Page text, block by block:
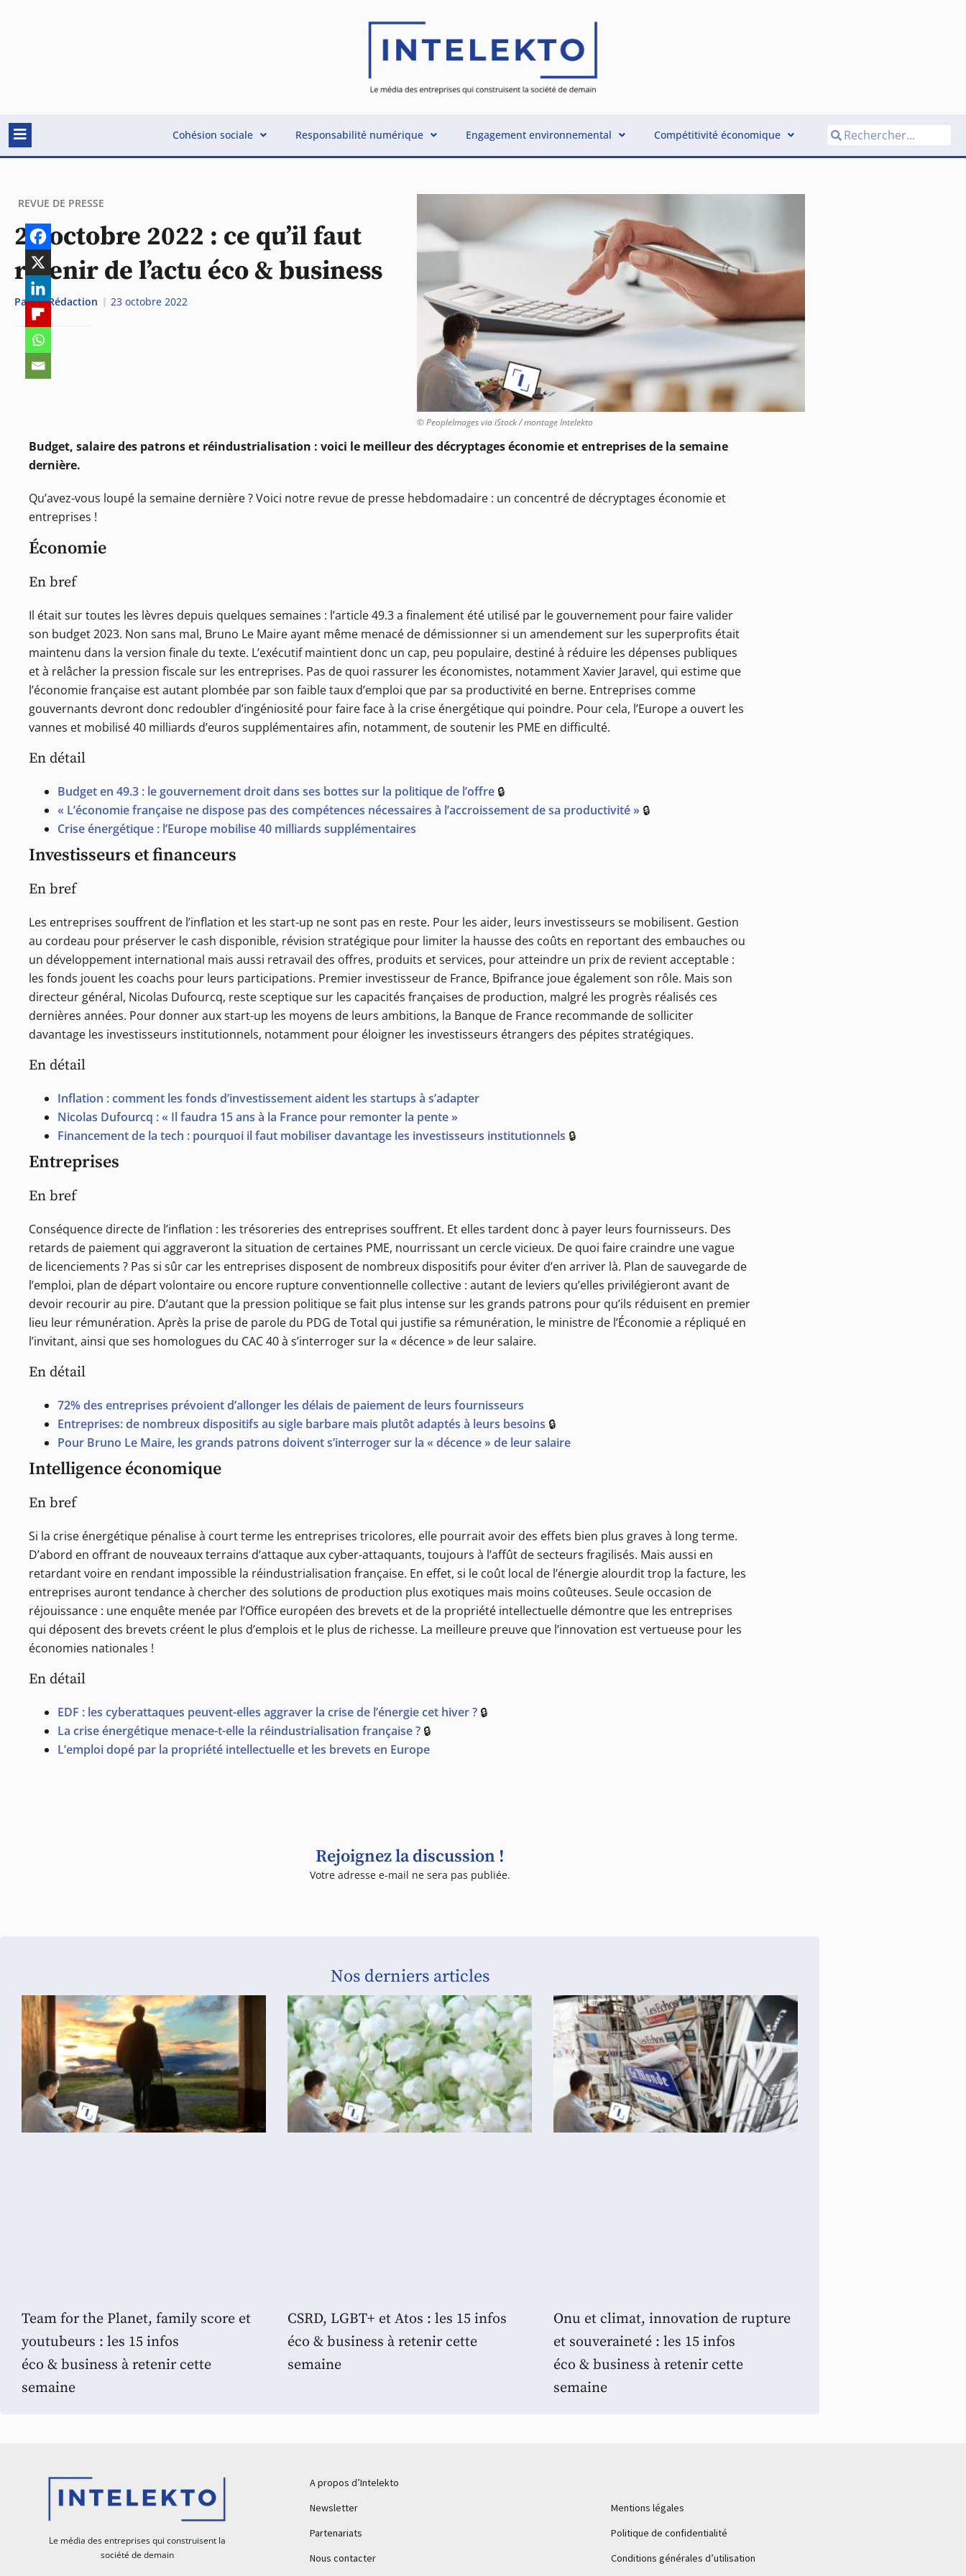
Cohésion sociale Responsabilité numérique Engagement environnemental Compétitivité économique
REVUE DE PRESSE
24 octobre 2022 : ce qu’il faut
retenir de l’actu éco & business
ParLa Rédaction 23 octobre 2022
© PeopleImages via iStock / montage Intelekto
Budget, salaire des patrons et réindustrialisation : voici le meilleur des décryptages économie et entreprises de la semaine
dernière.
Qu’avez-vous loupé la semaine dernière ? Voici notre revue de presse hebdomadaire : un concentré de décryptages économie et
entreprises !
Économie
En bref
Il était sur toutes les lèvres depuis quelques semaines : l’article 49.3 a finalement été utilisé par le gouvernement pour faire valider
son budget 2023. Non sans mal, Bruno Le Maire ayant même menacé de démissionner si un amendement sur les superprofits était
maintenu dans la version finale du texte. L’exécutif maintient donc un cap, peu populaire, destiné à réduire les dépenses publiques
et à relâcher la pression fiscale sur les entreprises. Pas de quoi rassurer les économistes, notamment Xavier Jaravel, qui estime que
l’économie française est autant plombée par son faible taux d’emploi que par sa productivité en berne. Entreprises comme
gouvernants devront donc redoubler d’ingéniosité pour faire face à la crise énergétique qui poindre. Pour cela, l’Europe a ouvert les
vannes et mobilisé 40 milliards d’euros supplémentaires afin, notamment, de soutenir les PME en difficulté.
En détail
Budget en 49.3 : le gouvernement droit dans ses bottes sur la politique de l’offre 🔒
« L’économie française ne dispose pas des compétences nécessaires à l’accroissement de sa productivité » 🔒
Crise énergétique : l’Europe mobilise 40 milliards supplémentaires
Investisseurs et financeurs
En bref
Les entreprises souffrent de l’inflation et les start-up ne sont pas en reste. Pour les aider, leurs investisseurs se mobilisent. Gestion
au cordeau pour préserver le cash disponible, révision stratégique pour limiter la hausse des coûts en reportant des embauches ou
un développement international mais aussi retravail des offres, produits et services, pour atteindre un prix de revient acceptable :
les fonds jouent les coachs pour leurs participations. Premier investisseur de France, Bpifrance joue également son rôle. Mais son
directeur général, Nicolas Dufourcq, reste sceptique sur les capacités françaises de production, malgré les progrès réalisés ces
dernières années. Pour donner aux start-up les moyens de leurs ambitions, la Banque de France recommande de solliciter
davantage les investisseurs institutionnels, notamment pour éloigner les investisseurs étrangers des pépites stratégiques.
En détail
Inflation : comment les fonds d’investissement aident les startups à s’adapter
Nicolas Dufourcq : « Il faudra 15 ans à la France pour remonter la pente »
Financement de la tech : pourquoi il faut mobiliser davantage les investisseurs institutionnels 🔒
Entreprises
En bref
Conséquence directe de l’inflation : les trésoreries des entreprises souffrent. Et elles tardent donc à payer leurs fournisseurs. Des
retards de paiement qui aggraveront la situation de certaines PME, nourrissant un cercle vicieux. De quoi faire craindre une vague
de licenciements ? Pas si sûr car les entreprises disposent de nombreux dispositifs pour éviter d’en arriver là. Plan de sauvegarde de
l’emploi, plan de départ volontaire ou encore rupture conventionnelle collective : autant de leviers qu’elles privilégieront avant de
devoir recourir au pire. D’autant que la pression politique se fait plus intense sur les grands patrons pour qu’ils réduisent en premier
lieu leur rémunération. Après la prise de parole du PDG de Total qui justifie sa rémunération, le ministre de l’Économie a répliqué en
l’invitant, ainsi que ses homologues du CAC 40 à s’interroger sur la « décence » de leur salaire.
En détail
72% des entreprises prévoient d’allonger les délais de paiement de leurs fournisseurs
Entreprises: de nombreux dispositifs au sigle barbare mais plutôt adaptés à leurs besoins 🔒
Pour Bruno Le Maire, les grands patrons doivent s’interroger sur la « décence » de leur salaire
Intelligence économique
En bref
Si la crise énergétique pénalise à court terme les entreprises tricolores, elle pourrait avoir des effets bien plus graves à long terme.
D’abord en offrant de nouveaux terrains d’attaque aux cyber-attaquants, toujours à l’affût de secteurs fragilisés. Mais aussi en
retardant voire en rendant impossible la réindustrialisation française. En effet, si le coût local de l’énergie alourdit trop la facture, les
entreprises auront tendance à chercher des solutions de production plus exotiques mais moins coûteuses. Seule occasion de
réjouissance : une enquête menée par l’Office européen des brevets et de la propriété intellectuelle démontre que les entreprises
qui déposent des brevets créent le plus d’emplois et le plus de richesse. La meilleure preuve que l’innovation est vertueuse pour les
économies nationales !
En détail
EDF : les cyberattaques peuvent-elles aggraver la crise de l’énergie cet hiver ? 🔒
La crise énergétique menace-t-elle la réindustrialisation française ? 🔒
L’emploi dopé par la propriété intellectuelle et les brevets en Europe
Rejoignez la discussion !
Votre adresse e-mail ne sera pas publiée.
Nos derniers articles
Team for the Planet, family score et
youtubeurs : les 15 infos
éco & business à retenir cette
semaine
CSRD, LGBT+ et Atos : les 15 infos
éco & business à retenir cette
semaine
Onu et climat, innovation de rupture
et souveraineté : les 15 infos
éco & business à retenir cette
semaine
Le média des entreprises qui construisent la
société de demain
A propos d’Intelekto
Newsletter
Partenariats
Nous contacter
Mentions légales
Politique de confidentialité
Conditions générales d’utilisation